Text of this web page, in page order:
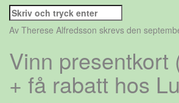
Sök
efter:
Av Therese Alfredsson skrevs den
Vinn presentkort
+ få rabatt hos